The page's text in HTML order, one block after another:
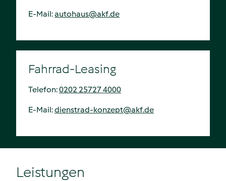
E-Mail:autohaus@akf.de
Fahrrad-Leasing
Telefon:0202 25727 4000
E-Mail:dienstrad-konzept@akf.de
Leistungen